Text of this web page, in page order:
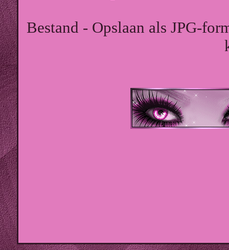
Bestand - Opslaan als JPG-